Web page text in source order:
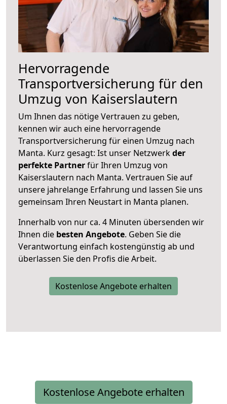
Hervorragende
Transportversicherung für den
Umzug von Kaiserslautern
Um Ihnen das nötige Vertrauen zu geben,
kennen wir auch eine hervorragende
Transportversicherung für einen Umzug nach
Manta. Kurz gesagt: Ist unser Netzwerkder
perfekte Partnerfür Ihren Umzug von
Kaiserslautern nach Manta. Vertrauen Sie auf
unsere jahrelange Erfahrung und lassen Sie uns
gemeinsam Ihren Neustart in Manta planen.
Innerhalb von nur ca. 4 Minuten übersenden wir
Ihnen die besten Angebote. Geben Sie die
Verantwortung einfach kostengünstig ab und
überlassen Sie den Profis die Arbeit.
Kostenlose Angebote erhalten
Kostenlose Angebote erhalten